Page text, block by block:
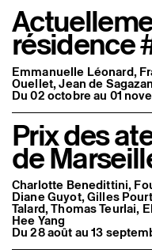
résidence
Emmanuelle Léonard,
Ouellet, Jean de
Du 02 octobre au 01
Prix des
de
Charlotte Benedittini,
Diane Guyot, Gilles
Talard, Thomas Teurlai,
Hee Yang
Du 28 août au 13